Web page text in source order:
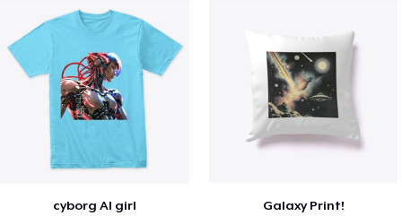
cyborg AI girl Galaxy Print!